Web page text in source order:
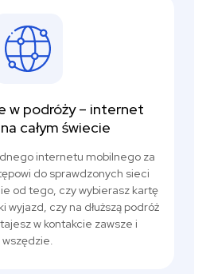
w podróży – internet
całym świecie
internetu mobilnego za
do sprawdzonych sieci
od tego, czy wybierasz kartę
wyjazd, czy na dłuższą podróż
w kontakcie zawsze i
wszędzie.